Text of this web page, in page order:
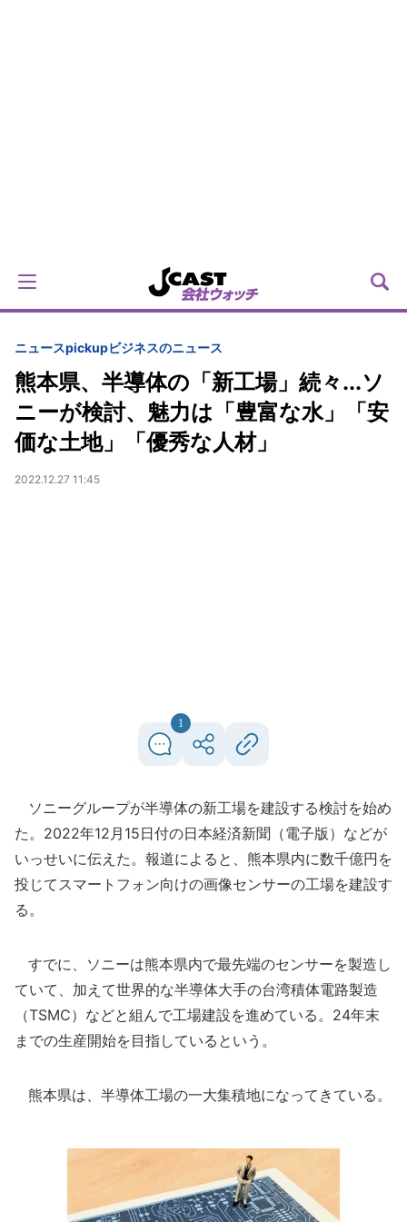
ニュースpickupビジネスのニュース
熊本県、半導体の「新工場」続々...ソ
ニーが検討、魅力は「豊富な水」「安
価な土地」「優秀な人材」
2022.12.27 11:45
1
ソニーグループが半導体の新工場を建設する検討を始め
た。2022年12月15日付の日本経済新聞（電子版）などが
いっせいに伝えた。報道によると、熊本県内に数千億円を
投じてスマートフォン向けの画像センサーの工場を建設す
る。
すでに、ソニーは熊本県内で最先端のセンサーを製造し
ていて、加えて世界的な半導体大手の台湾積体電路製造
（TSMC）などと組んで工場建設を進めている。24年末
までの生産開始を目指しているという。
熊本県は、半導体工場の一大集積地になってきている。